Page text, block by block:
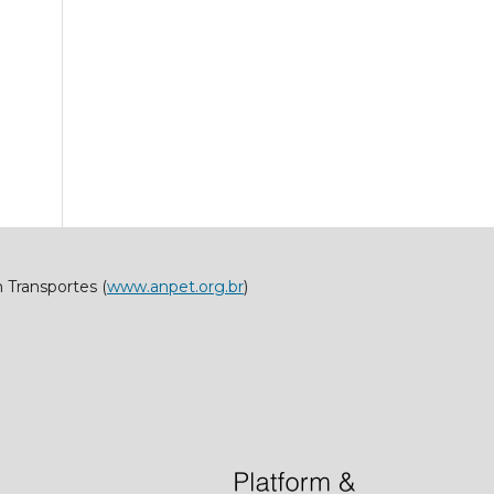
Transportes (www.anpet.org.br)